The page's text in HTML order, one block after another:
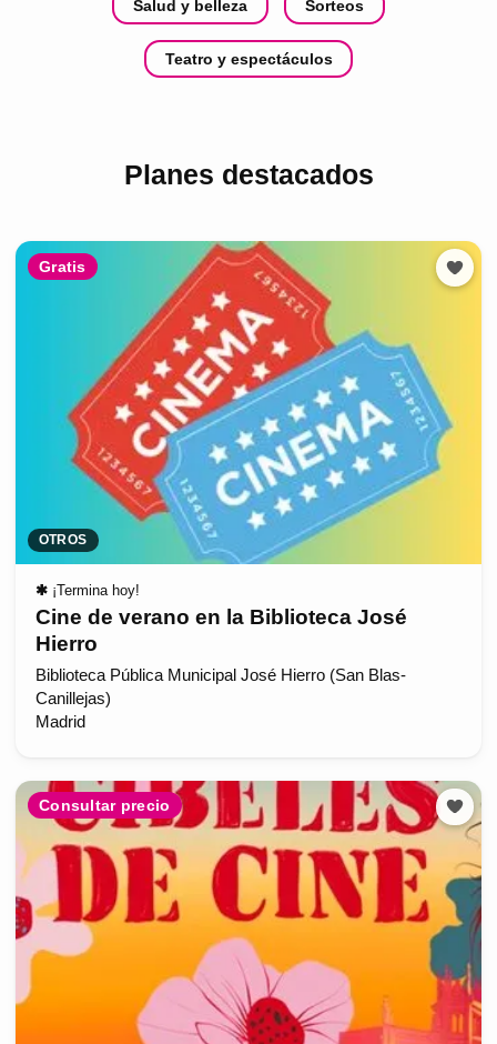
Salud y belleza Sorteos
Teatro y espectáculos
Planes destacados
Gratis
OTROS
✱ ¡Termina hoy!
Cine de verano en la Biblioteca José
Hierro
Biblioteca Pública Municipal José Hierro (San Blas-
Canillejas)
Madrid
Consultar precio